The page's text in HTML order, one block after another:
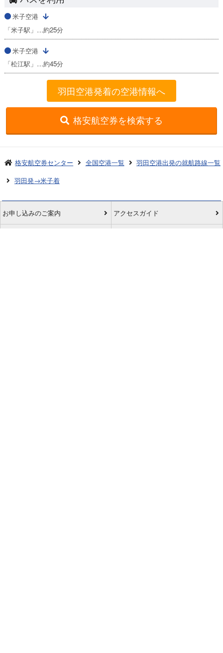
米子空港
「米子駅」…約25分
米子空港
「松江駅」…約45分
羽田空港発着の空港情報へ
格安航空券を検索する
格安航空券センター 全国空港一覧
羽田空港出発の就航路線一覧
羽田発→米子着
お申し込みのご案内 アクセスガイド